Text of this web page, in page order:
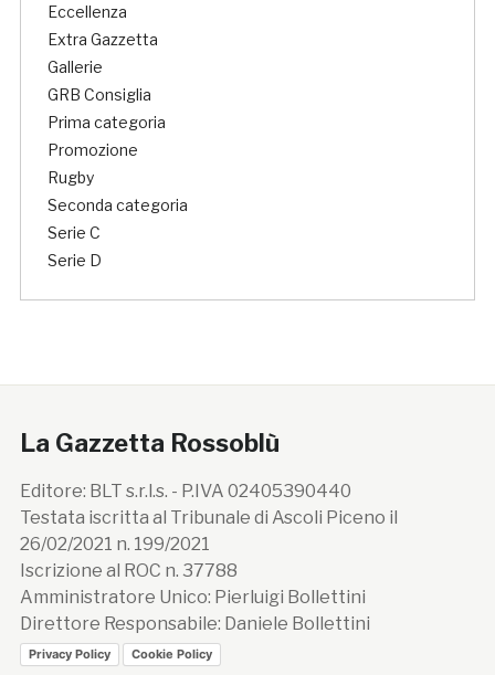
Eccellenza
Extra Gazzetta
Gallerie
GRB Consiglia
Prima categoria
Promozione
Rugby
Seconda categoria
Serie C
Serie D
La Gazzetta Rossoblù
Editore: BLT s.r.l.s. - P.IVA 02405390440
Testata iscritta al Tribunale di Ascoli Piceno il
26/02/2021 n. 199/2021
Iscrizione al ROC n. 37788
Amministratore Unico: Pierluigi Bollettini
Direttore Responsabile: Daniele Bollettini
Privacy Policy Cookie Policy